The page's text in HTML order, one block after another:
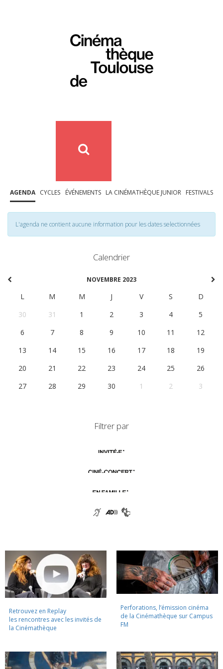
AGENDA CYCLES ÉVÉNEMENTS LA CINÉMATHÈQUE JUNIOR FESTIVALS
L'agenda ne contient aucune information pour les dates selectionnées
Calendrier
NOVEMBRE 2023
L M M J V S
D
30
31 1 2 3 4
5
6
7 8 9 10 11
12
13
14 15 16 17 18
19
20
21 22 23 24 25
26
27
28 29 30 1 2 3
Filtrer par
Retrouvez en Replay
les rencontres avec les invités de
la Cinémathèque
Perforations, l’émission cinéma
de la Cinémathèque sur Campus
FM